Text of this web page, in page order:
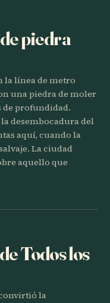
piedra
la línea de metro
una piedra de moler
de profundidad.
desembocadura del
aquí, cuando la
La ciudad
aquello que
Todos los
la